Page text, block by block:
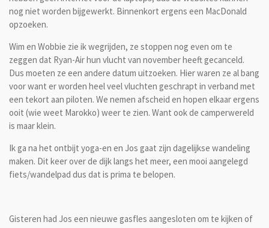
nog niet worden bijgewerkt. Binnenkort ergens een MacDonald
opzoeken.
Wim en Wobbie zie ik wegrijden, ze stoppen nog even om te
zeggen dat Ryan-Air hun vlucht van november heeft gecanceld.
Dus moeten ze een andere datum uitzoeken. Hier waren ze al bang
voor want er worden heel veel vluchten geschrapt in verband met
een tekort aan piloten. We nemen afscheid en hopen elkaar ergens
ooit (wie weet Marokko) weer te zien. Want ook de camperwereld
is maar klein.
Ik ga na het ontbijt yoga-en en Jos gaat zijn dagelijkse wandeling
maken. Dit keer over de dijk langs het meer, een mooi aangelegd
fiets/wandelpad dus dat is prima te belopen.
Gisteren had Jos een nieuwe gasfles aangesloten om te kijken of